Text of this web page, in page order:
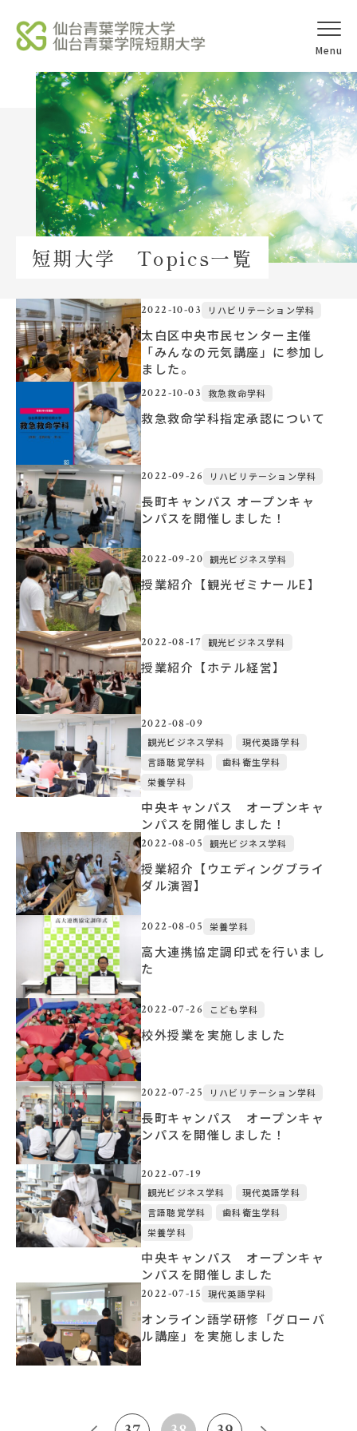
オープンキャ
ンパス
アクセス
学校法人北杜学園
Topics
イベント一覧
教員紹介
教職員募集
大学概要
北杜学園設置校
短期大学 Topics一覧
2022-10-03 リハビリテーション学科
太白区中央市民センター主催
「みんなの元気講座」に参加し
ました。
2022-10-03 救急救命学科
救急救命学科指定承認について
2022-09-26 リハビリテーション学科
長町キャンパス オープンキャ
ンパスを開催しました！
2022-09-20 観光ビジネス学科
授業紹介【観光ゼミナールE】
2022-08-17 観光ビジネス学科
授業紹介【ホテル経営】
2022-08-09
観光ビジネス学科
現代英語学科
言語聴覚学科
歯科衛生学科
栄養学科
中央キャンパス オープンキャ
ンパスを開催しました！
2022-08-05 観光ビジネス学科
授業紹介【ウエディングブライ
ダル演習】
2022-08-05 栄養学科
高大連携協定調印式を行いまし
た
2022-07-26 こども学科
校外授業を実施しました
2022-07-25 リハビリテーション学科
長町キャンパス オープンキャ
ンパスを開催しました！
2022-07-19
観光ビジネス学科
現代英語学科
言語聴覚学科
歯科衛生学科
栄養学科
中央キャンパス オープンキャ
ンパスを開催しました
2022-07-15 現代英語学科
オンライン語学研修「グローバ
ル講座」を実施しました